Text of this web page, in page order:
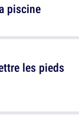
piscine
les pieds